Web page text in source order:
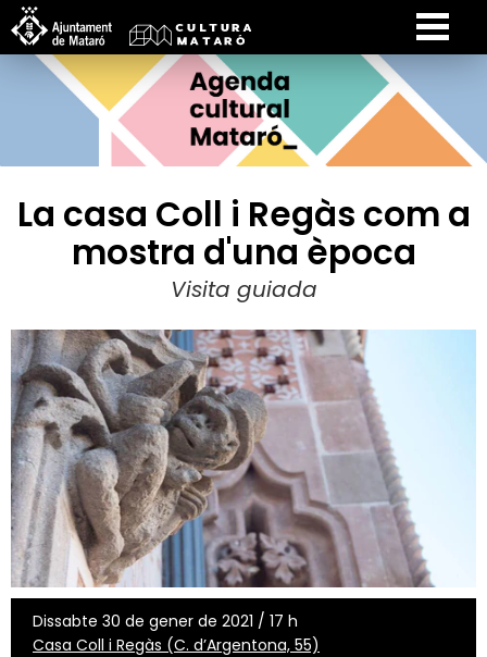
La casa Coll i Regàs com a
mostra d'una època
Visita guiada
Dissabte 30 de gener de 2021 / 17 h
Casa Coll i Regàs (C. d’Argentona, 55)